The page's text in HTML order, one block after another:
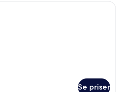
Ett hotellrum med två sängar, en
Se priser